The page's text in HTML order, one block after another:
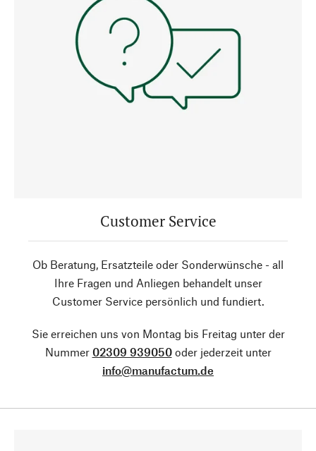
Customer Service
Ob Beratung, Ersatzteile oder Sonderwünsche - all
Ihre Fragen und Anliegen behandelt unser
Customer Service persönlich und fundiert.
Sie erreichen uns von Montag bis Freitag unter der
Nummer 02309 939050oder jederzeit unter
info@manufactum.de